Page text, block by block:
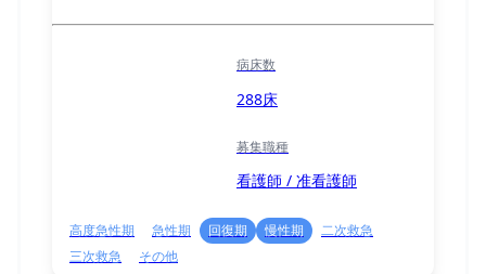
病床数
288床
募集職種
看護師 / 准看護師
高度急性期 急性期 回復期 慢性期
二次救急
三次救急
その他